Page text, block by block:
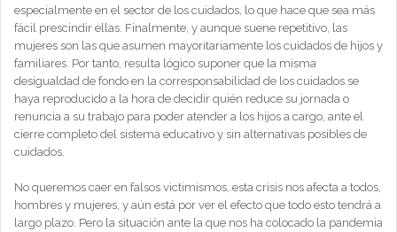
especialmente en el sector de los cuidados, lo que hace que sea más
fácil prescindir ellas. Finalmente, y aunque suene repetitivo, las
mujeres son las que asumen mayoritariamente los cuidados de hijos y
familiares. Por tanto, resulta lógico suponer que la misma
desigualdad de fondo en la corresponsabilidad de los cuidados se
haya reproducido a la hora de decidir quién reduce su jornada o
renuncia a su trabajo para poder atender a los hijos a cargo, ante el
cierre completo del sistema educativo y sin alternativas posibles de
cuidados.
No queremos caer en falsos victimismos, esta crisis nos afecta a todos,
hombres y mujeres, y aún está por ver el efecto que todo esto tendrá a
largo plazo. Pero la situación ante la que nos ha colocado la pandemia